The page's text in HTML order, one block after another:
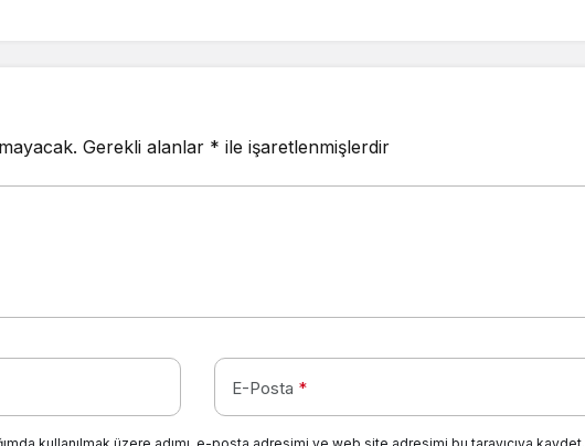
Gerekli alanlar * ile işaretlenmişlerdir
E-Posta *